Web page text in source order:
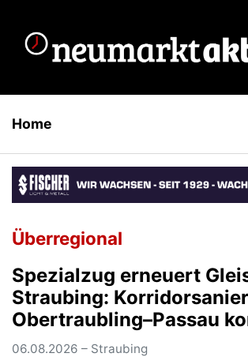
Home
Überregional
Spezialzug erneuert
Straubing:
Obertraubling–Passau
planmäßig voran
06.08.2026 – Straubing